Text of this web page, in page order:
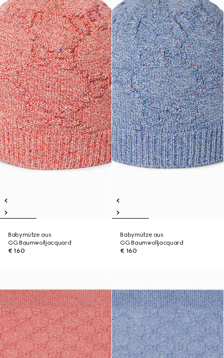
Babymütze aus
GG Baumwolljacquard
€ 160
Babymütze aus
GG Baumwolljacquard
€ 160